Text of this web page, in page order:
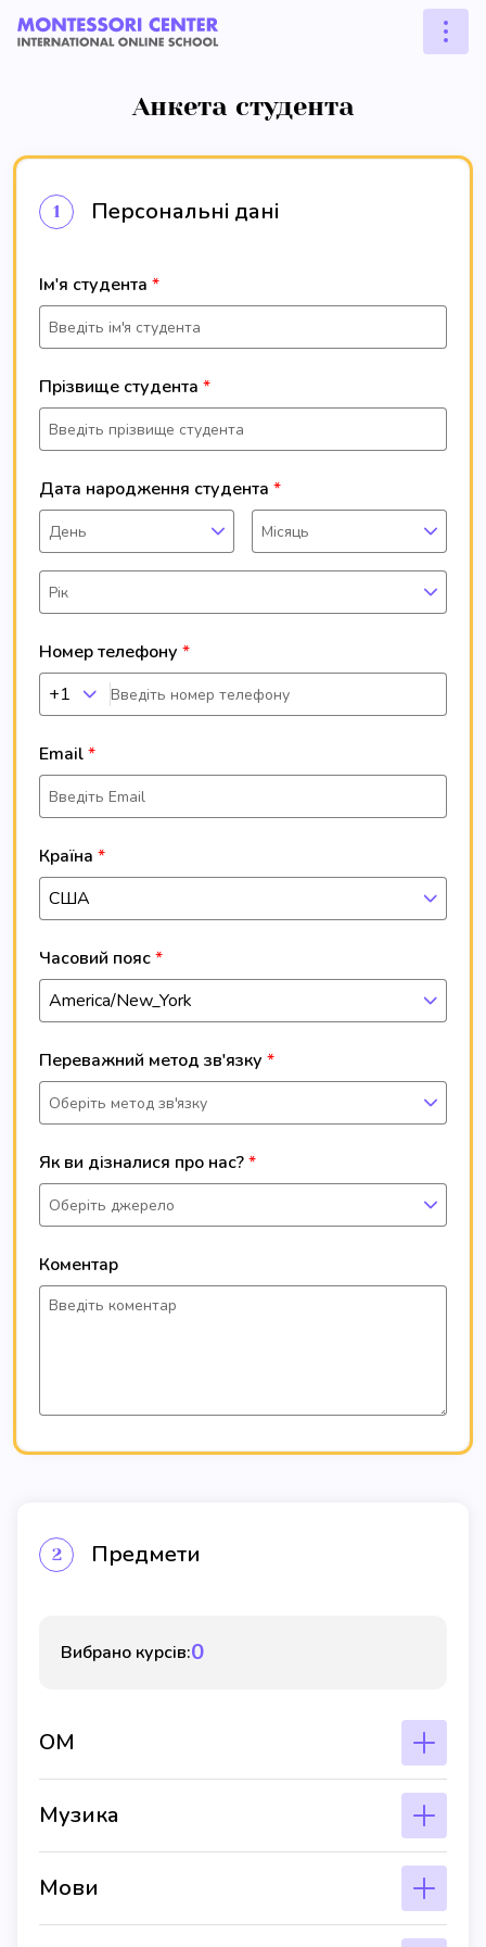
Анкета студента
1 Персональні дані
Ім'я студента
Прізвище студента
Дата народження студента
День Місяць
Рік
Номер телефону
+1
Email
Країна
США
Часовий пояс
America/New_York
Переважний метод зв'язку
Оберіть метод зв'язку
Як ви дізналися про нас?
Оберіть джерело
Коментар
2 Предмети
Вибрано курсів:0
ОМ
Музика
Мови